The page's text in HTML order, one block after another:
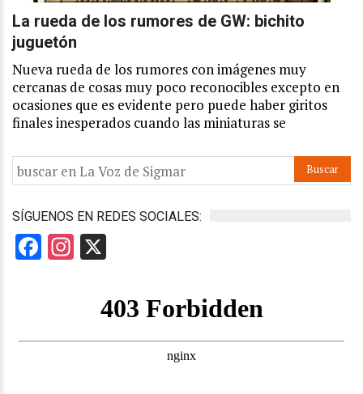
La rueda de los rumores de GW: bichito
juguetón
Nueva rueda de los rumores con imágenes muy
cercanas de cosas muy poco reconocibles excepto en
ocasiones que es evidente pero puede haber giritos
finales inesperados cuando las miniaturas se
SÍGUENOS EN REDES SOCIALES:
Facebook
Instagram